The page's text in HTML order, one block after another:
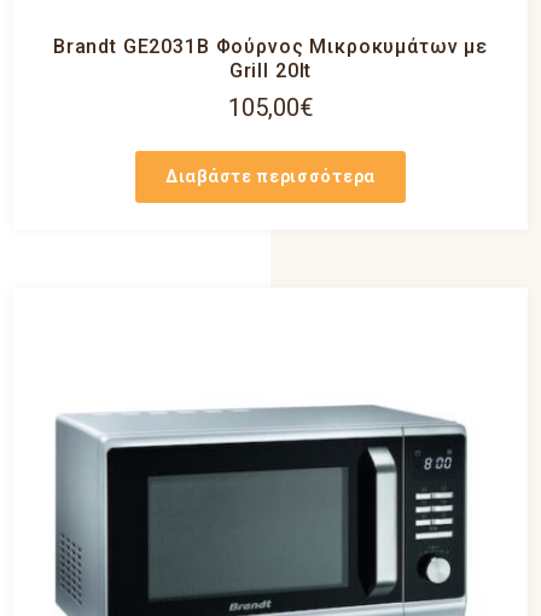
Brandt GE2031B Φούρνος Μικροκυμάτων με
Grill 20lt
105,00€
Διαβάστε περισσότερα